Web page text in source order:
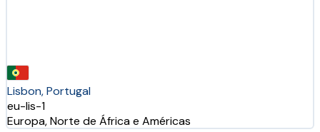
Lisbon, Portugal
eu-lis-1
Europa, Norte de África e Américas